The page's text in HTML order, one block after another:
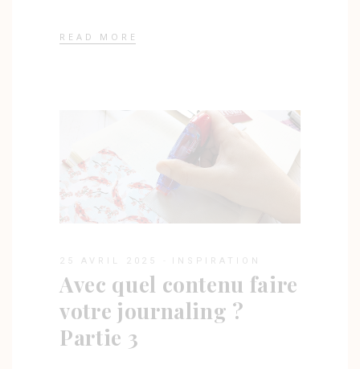
READ MORE
25 AVRIL 2025 INSPIRATION
Avec quel contenu faire
votre journaling ?
Partie 3